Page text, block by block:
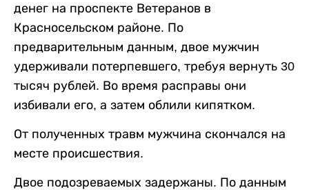
денег на проспекте Ветеранов в
Красносельском районе. По
предварительным данным, двое мужчин
удерживали потерпевшего, требуя вернуть 30
тысяч рублей. Во время расправы они
избивали его, а затем облили кипятком.
От полученных травм мужчина скончался на
месте происшествия.
Двое подозреваемых задержаны. По данным